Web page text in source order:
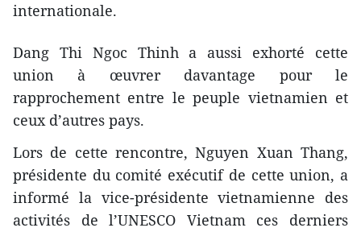
internationale.
Dang Thi Ngoc Thinh a aussi exhorté cette
union à œuvrer davantage pour le
rapprochement entre le peuple vietnamien et
ceux d’autres pays.
Lors de cette rencontre, Nguyen Xuan Thang,
présidente du comité exécutif de cette union, a
informé la vice-présidente vietnamienne des
activités de l’UNESCO Vietnam ces derniers